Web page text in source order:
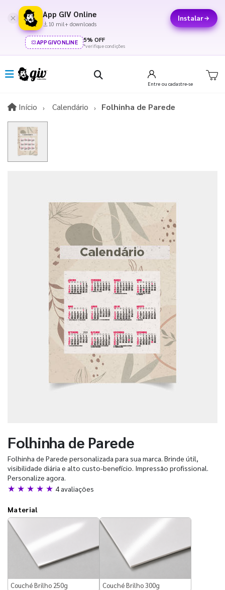
App GIV Online
10 mil+ downloads
Instalar
APPGIVONLINE 5% OFF
*verifique condições
Entre ou cadastre-se
Início InícioCalendário Folhinha de Parede
Folhinha de Parede
Folhinha de Parede personalizada para sua marca. Brinde útil,
visibilidade diária e alto custo-benefício. Impressão profissional.
Personalize agora.
★ ★ ★ ★ ★ 4 avaliações
Material
Couché Brilho 250g Couché Brilho 300g